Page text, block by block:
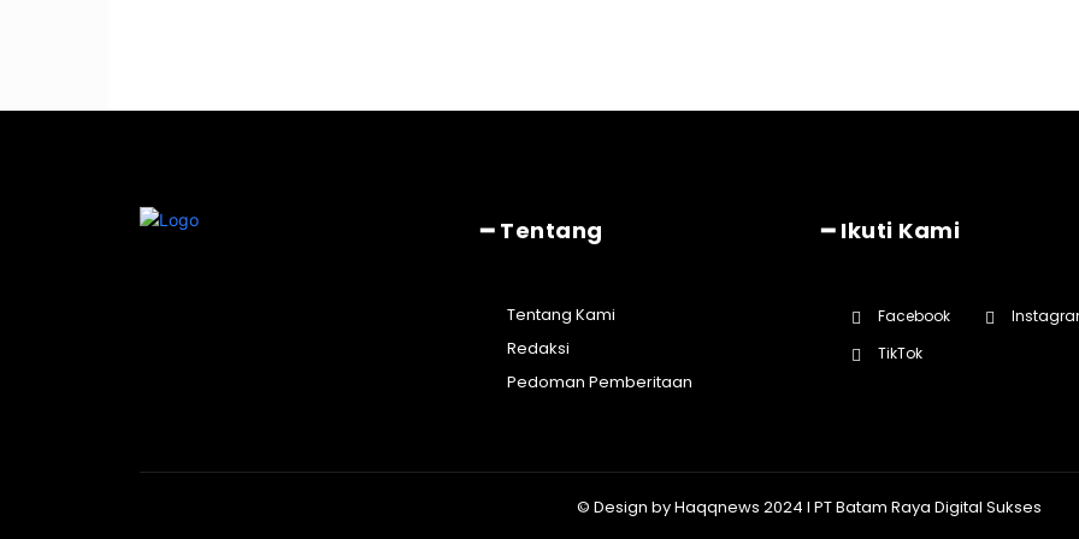
━ Tentang
Tentang Kami
Redaksi
Pedoman Pemberitaan
━ Ikuti Kami
Facebook
TikTok
© Design by Haqqnews 2024 I PT Batam Raya Digital Sukses